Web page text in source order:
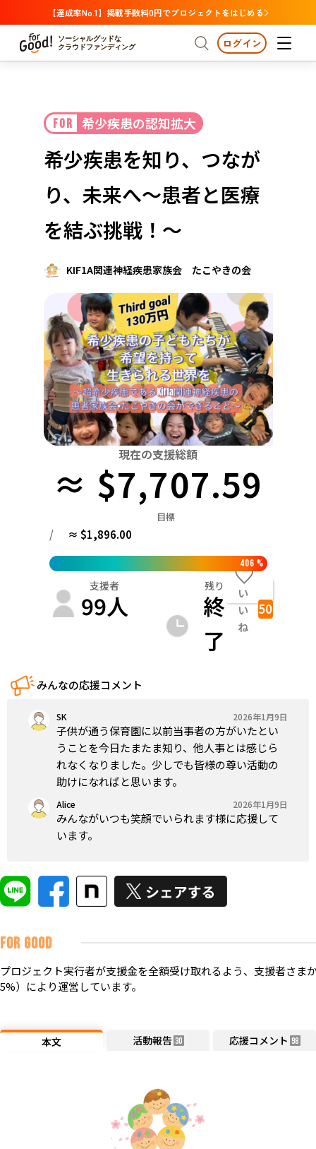
【達成率No.1】掲載手数料0円でプロジェクトをはじめる
ソーシャルグッドな
クラウドファンディング
プロジェクトからさがす 注目
カテゴリーからさがす 国際協力
医療・福祉
人権・マイノリティ
中部
近畿
中国
四国
九州・沖縄
注目 新着
支援金額が多い
支援人数が多い
終了日が近い
カテゴリーからさがす
国際協力 医療・福祉
子ども・教育
環境・エシカル
人権・マイノリティ
地域からさがす
北海道 青森 岩手 宮城 秋田 山形
栃木 群馬 埼玉 千葉 東京
新潟 富山 石川 福井 山梨 長野
滋賀 京都 大阪 兵庫 奈良
岡山 広島 山口
愛媛 高知
佐賀 長崎
ログイン
FOR 希少疾患の認知拡大
希少疾患を知り、つなが
り、未来へ～患者と医療
を結ぶ挑戦！～
KIF1A関連神経疾患家族会 たこやきの会
現在の支援総額
≈ $7,707.59
目標
/ ≈ $1,896.00
406 %
支援者
99人
残り
終
了
い
い
ね
50
みんなの応援コメント
SK 2026年1月9日
子供が通う保育園に以前当事者の方がいたとい
うことを今日たまたま知り、他人事とは感じら
れなくなりました。少しでも皆様の尊い活動の
助けになればと思います。
Alice 2026年1月9日
みんながいつも笑顔でいられます様に応援して
います。
FOR GOOD
プロジェクト実行者が支援金を全額受け取れるよう、支援者さま
5%）により運営しています。
本文 活動報告 30 応援コメント 98